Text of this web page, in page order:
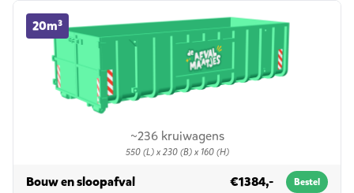
~236 kruiwagens
550 (L) x 230 (B) x 160 (H)
20m³
20m³ container huren
Bouw en sloopafvalin 20m³ €1384,- Bestel